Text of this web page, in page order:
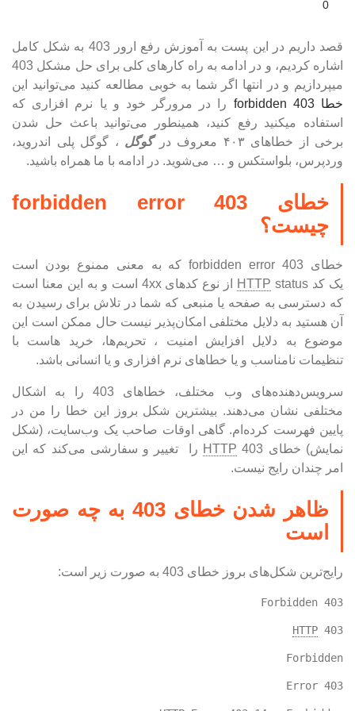
قصد داریم در این پست به آموزش رفع ارور 403 به شکل کامل
اشاره کردیم، و در ادامه به راه کارهای کلی برای حل مشکل 403
میپردازیم و در انتها اگر شما به خوبی مطالعه کنید می‌توانید این
خطا 403 forbidden
را در مرورگر خود و یا نرم افزاری که
استفاده میکنید رفع کنید، همینطور می‌توانید باعث حل شدن
برخی از خطاهای ۴۰۳ معروف در
گوگل ، گوگل پلی اندروید،
وردپرس، بلواستکس و … می‌شوید. در ادامه با ما همراه باشید.
خطای 403 forbidden error
چیست؟
خطای 403 forbidden error که به معنی ممنوع بودن است
یک کد
HTTP status از نوع کدهای 4xx است و به
این معنا است
که دسترسی به صفحه یا منبعی‌ که شما در تلاش برای رسیدن به
آن هستید به دلایل مختلفی امکان‌پذیر نیست حال ممکن است این
موضوع به دلایل افزایش امنیت ، تحریم‌ها، خرید هاست با
تنظیمات نامناسب و یا خطاهای نرم افزاری و یا انسانی باشد.
سرویس‌دهنده‌های وب مختلف، خطاهای 403 را به اشکال
مختلفی نشان می‌دهند. بیشترین شکل بروز این خطا را من در
پایین فهرست کرده‌ام. گاهی اوقات صاحب یک وب‌سایت، (شکل
نمایش) خطای
HTTP 403 را تغییر و سفارشی می‌کند که این
امر چندان رایج نیست.
ظاهر شدن خطای 403 به چه صورت
است
رایج‌ترین شکل‌های بروز خطای 403 به صورت زیر است:
403 Forbidden
HTTP 403
Forbidden
Error 403